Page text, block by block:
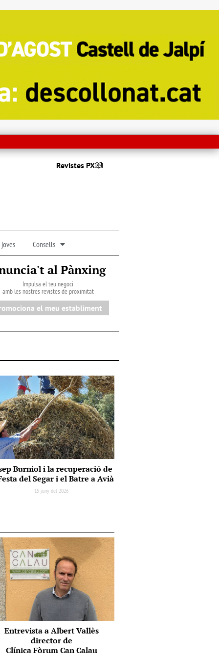
Revistes PX
Consells
al Pànxing
Impulsa el teu negoci
amb les nostres revistes de proximitat
el meu establiment
Burniol i la recuperació de
del Segar i el Batre a Avià
15 juny del 2026
Entrevista a Albert Vallès
director de
Clínica Fòrum Can Calau